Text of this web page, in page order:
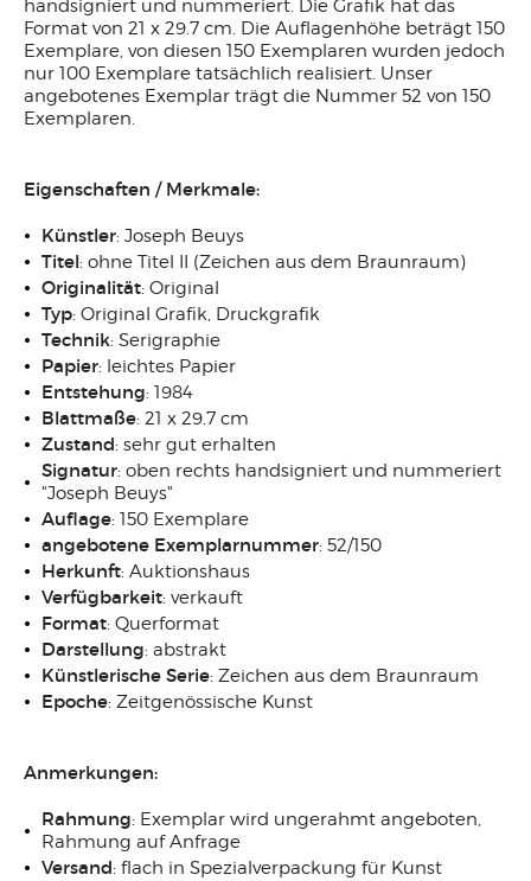
handsigniert und nummeriert. Die Grafik hat das
Format von 21 x 29.7 cm. Die Auflagenhöhe beträgt 150
Exemplare, von diesen 150 Exemplaren wurden jedoch
nur 100 Exemplare tatsächlich realisiert. Unser
angebotenes Exemplar trägt die Nummer 52 von 150
Exemplaren.
Eigenschaften / Merkmale:
Künstler: Joseph Beuys
Titel: ohne Titel II (Zeichen aus dem Braunraum)
Originalität: Original
Typ: Original Grafik, Druckgrafik
Technik: Serigraphie
Papier: leichtes Papier
Entstehung: 1984
Blattmaße: 21 x 29.7 cm
Zustand: sehr gut erhalten
Signatur: oben rechts handsigniert und nummeriert
"Joseph Beuys"
Auflage: 150 Exemplare
angebotene Exemplarnummer: 52/150
Herkunft: Auktionshaus
Verfügbarkeit: verkauft
Format: Querformat
Darstellung: abstrakt
Künstlerische Serie: Zeichen aus dem Braunraum
Epoche: Zeitgenössische Kunst
Anmerkungen:
Rahmung: Exemplar wird ungerahmt angeboten,
Rahmung auf Anfrage
Versand: flach in Spezialverpackung für Kunst